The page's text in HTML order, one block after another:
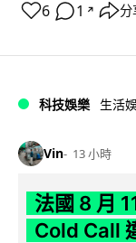
6 1 ↗ 分
科技娛樂 生活
Vin 13 小時
法國 8 月
Cold Call